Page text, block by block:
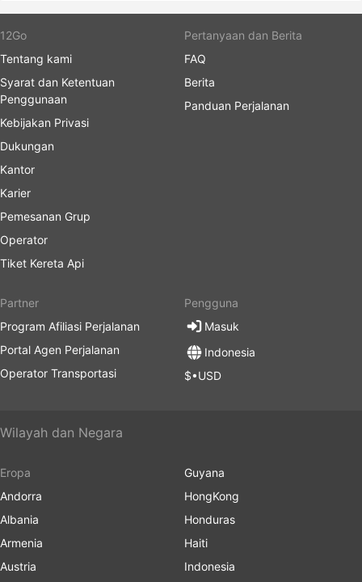
12Go
Tentang kami
Syarat dan Ketentuan
Penggunaan
Kebijakan Privasi
Dukungan
Kantor
Karier
Pemesanan Grup
Operator
Tiket Kereta Api
Pertanyaan dan Berita
FAQ
Berita
Panduan Perjalanan
Partner
Program Afiliasi Perjalanan
Portal Agen Perjalanan
Operator Transportasi
Pengguna
Masuk
Indonesia
$•USD
Wilayah dan Negara
Eropa
Andorra
Albania
Armenia
Austria
Guyana
HongKong
Honduras
Haiti
Indonesia